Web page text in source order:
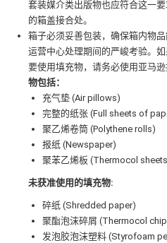
套装媒介类出版物也应符合这一
的箱盖接合处。
箱子必须妥善包装，确保箱内物
运营中心处理期间的严峻考验。
要使用填充物，请务必使用亚马逊
物包括：
充气垫 (Air pillows)
完整的纸张 (Full sheets of
聚乙烯卷筒 (Polythene rolls)
报纸 (Newspaper)
聚苯乙烯板 (Thermocol
未获准使用的填充物:
碎纸 (Shredded paper)
聚酯泡沫碎屑 (Thermocol
发泡胶泡沫塑料 (Styrofoam